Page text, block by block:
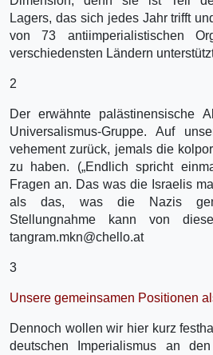
Lagers, das sich jedes Jahr trifft
von 73 antiimperialistischen
verschiedensten Ländern
2
Der erwähnte palästinensische
Universalismus-Gruppe. Auf
vehement zurück, jemals die
zu haben. („Endlich spricht
Fragen an. Das was die Israelis
als das, was die Nazis
Stellungnahme kann von
tangram.mkn@chello.at
3
Unsere gemeinsamen Positionen
Dennoch wollen wir hier kurz
deutschen Imperialismus an